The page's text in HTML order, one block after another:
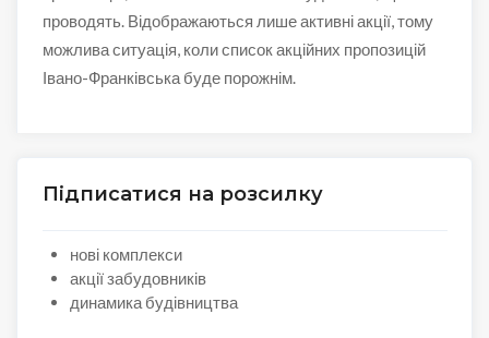
проводять. Відображаються лише активні акції, тому
можлива ситуація, коли список акційних пропозицій
Івано-Франківська буде порожнім.
Підписатися на розсилку
нові комплекси
акції забудовників
динамика будівництва